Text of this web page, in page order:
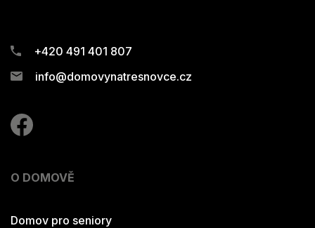
+420 491 401 807
info@domovynatresnovce.cz
O DOMOVĚ
Domov pro seniory